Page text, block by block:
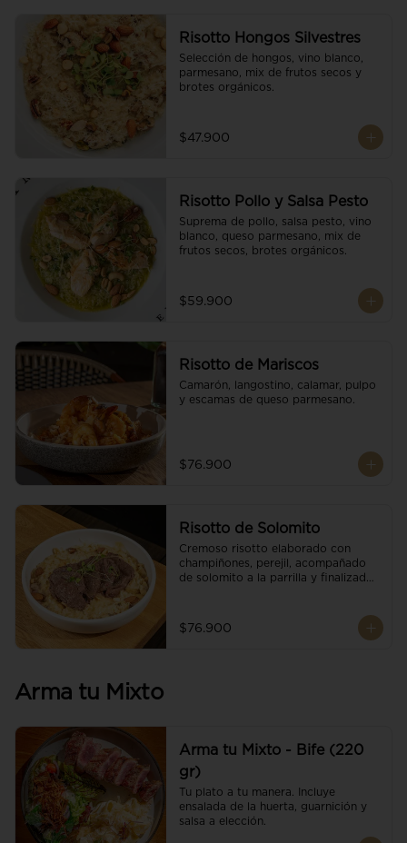
Risotto Hongos Silvestres
Selección de hongos, vino blanco,
parmesano, mix de frutos secos y
brotes orgánicos.
$47.900
Risotto Pollo y Salsa Pesto
Suprema de pollo, salsa pesto, vino
blanco, queso parmesano, mix de
frutos secos, brotes orgánicos.
$59.900
Risotto de Mariscos
Camarón, langostino, calamar, pulpo
y escamas de queso parmesano.
$76.900
Risotto de Solomito
Cremoso risotto elaborado con
champiñones, perejil, acompañado
de solomito a la parrilla y finalizado
$76.900
Arma tu Mixto
Arma tu Mixto - Bife (220
gr)
Tu plato a tu manera. Incluye
ensalada de la huerta, guarnición y
salsa a elección.